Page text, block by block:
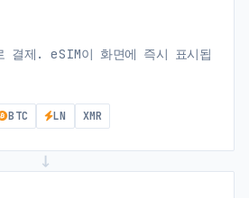
결제. eSIM이 화면에 즉시 표시됩
BTC LN XMR
→